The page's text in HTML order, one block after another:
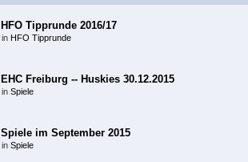
HFO Tipprunde 2016/17
in HFO Tipprunde
EHC Freiburg -- Huskies 30.12.2015
in Spiele
Spiele im September 2015
in Spiele